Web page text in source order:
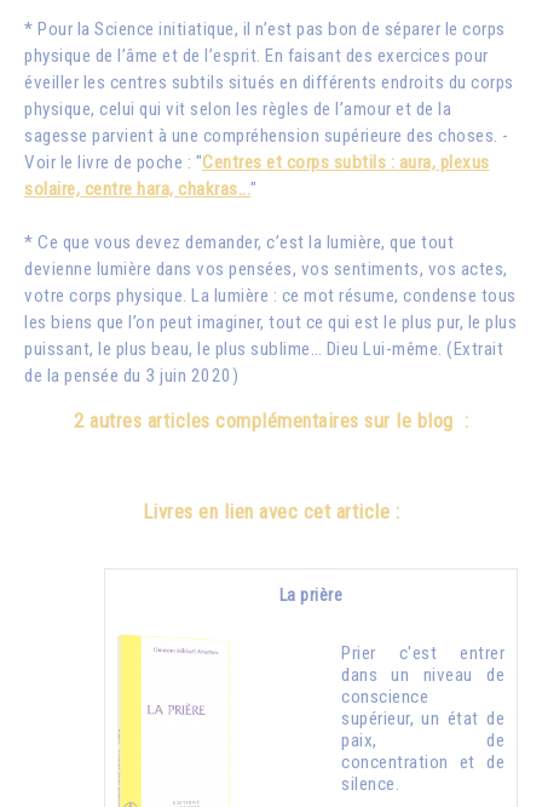
* Pour la Science initiatique, il n’est pas bon de séparer le corps
physique de l’âme et de l’esprit. En faisant des exercices pour
éveiller les centres subtils situés en différents endroits du corps
physique, celui qui vit selon les règles de l’amour et de la
sagesse parvient à une compréhension supérieure des choses. -
Voir le livre de poche : "Centres et corps subtils : aura, plexus
solaire, centre hara, chakras..."
* Ce que vous devez demander, c’est la lumière, que tout
devienne lumière dans vos pensées, vos sentiments, vos actes,
votre corps physique. La lumière : ce mot résume, condense tous
les biens que l’on peut imaginer, tout ce qui est le plus pur, le plus
puissant, le plus beau, le plus sublime… Dieu Lui-même. (Extrait
de la pensée du 3 juin 2020)
2 autres articles complémentaires sur le blog :
Livres en lien avec cet article :
La prière
Prier c'est entrer
dans un niveau de
conscience
supérieur, un état de
paix, de
concentration et de
silence.